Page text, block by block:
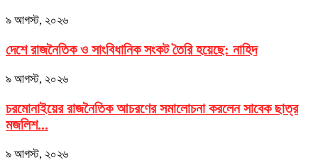
৯ আগস্ট, ২০২৬
দেশে রাজনৈতিক ও সাংবিধানিক সংকট তৈরি হয়েছে: নাহিদ
৯ আগস্ট, ২০২৬
চরমোনাইয়ের রাজনৈতিক আচরণের সমালোচনা করলেন সাবেক ছাত্র
মজলিশ...
৯ আগস্ট, ২০২৬